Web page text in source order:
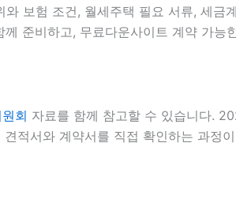
보험 조건, 월세주택 필요 서류, 세
준비하고, 무료다운사이트 계약 가
회 자료를 함께 참고할 수 있습니다.
적서와 계약서를 직접 확인하는 과정